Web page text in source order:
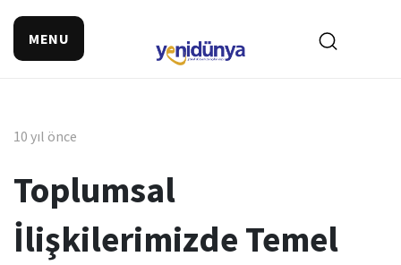
MENU
10 yıl önce
Toplumsal
İlişkilerimizde Temel